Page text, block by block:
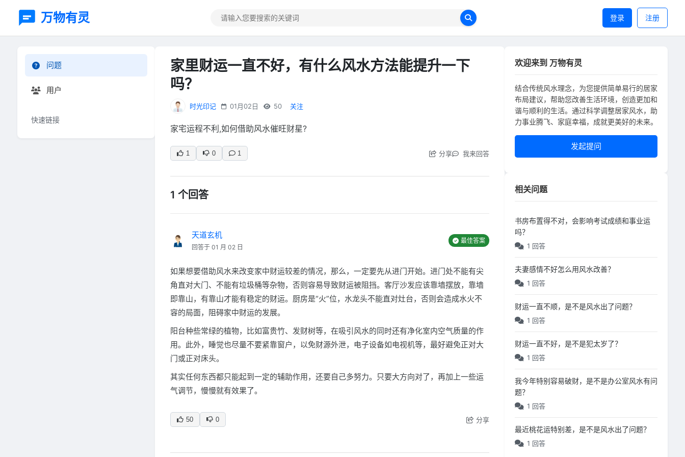
万物有灵 登录 注册
问题
用户
快速链接
家里财运一直不好，有什么风水方法能提升一下
吗？
时光印记 01月02日 50 关注
家宅运程不利,如何借助风水催旺财星?
1 0 1 分享 我来回答
1 个回答
天道玄机
回答于 01 月 02 日
最佳答案
如果想要借助风水来改变家中财运较差的情况，那么，一定要先从进门开始。进门处不能有尖
角直对大门、不能有垃圾桶等杂物，否则容易导致财运被阻挡。客厅沙发应该靠墙摆放，靠墙
即靠山，有靠山才能有稳定的财运。厨房是“火”位，水龙头不能直对灶台，否则会造成水火不
容的局面，阻碍家中财运的发展。
阳台种些常绿的植物，比如富贵竹、发财树等，在吸引风水的同时还有净化室内空气质量的作
用。此外，睡觉也尽量不要紧靠窗户，以免财源外泄，电子设备如电视机等，最好避免正对大
门或正对床头。
其实任何东西都只能起到一定的辅助作用，还要自己多努力。只要大方向对了，再加上一些运
气调节，慢慢就有效果了。
50 0 分享
欢迎来到 万物有灵
结合传统风水理念，为您提供简单易行的居家
布局建议，帮助您改善生活环境，创造更加和
谐与顺利的生活。通过科学调整居家风水，助
力事业腾飞、家庭幸福，成就更美好的未来。
发起提问
相关问题
书房布置得不对，会影响考试成绩和事业运
吗？
1 回答
夫妻感情不好怎么用风水改善？
1 回答
财运一直不顺，是不是风水出了问题？
1 回答
财运一直不好，是不是犯太岁了？
1 回答
我今年特别容易破财，是不是办公室风水有问
题？
1 回答
最近桃花运特别差，是不是风水出了问题？
1 回答